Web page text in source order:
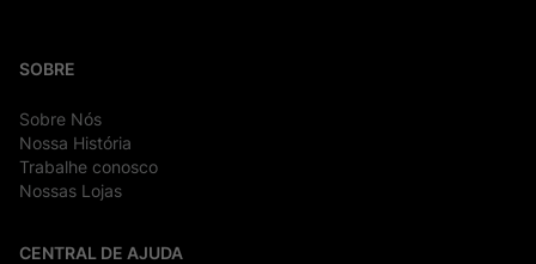
SOBRE
Sobre Nós
Nossa História
Trabalhe conosco
Nossas Lojas
CENTRAL DE AJUDA